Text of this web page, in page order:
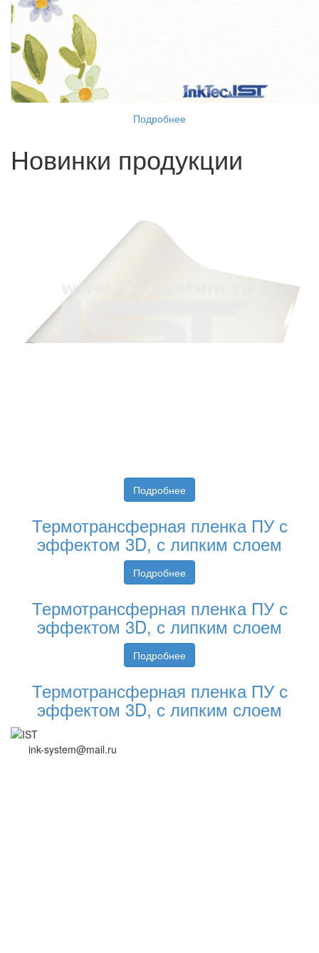
Подробнее
Новинки продукции
Подробнее
Термотрансферная пленка ПУ с
эффектом 3D, с липким слоем
Подробнее
Термотрансферная пленка ПУ с
эффектом 3D, с липким слоем
Подробнее
Термотрансферная пленка ПУ с
эффектом 3D, с липким слоем
ink-system@mail.ru